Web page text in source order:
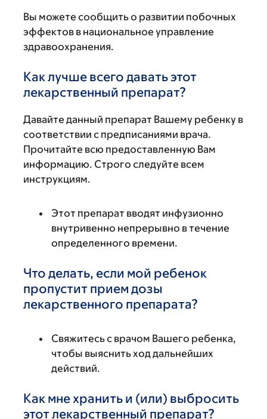
Вы можете сообщить о развитии побочных
эффектов в национальное управление
здравоохранения.
Как лучше всего давать этот
лекарственный препарат?
Давайте данный препарат Вашему ребенку в
соответствии с предписаниями врача.
Прочитайте всю предоставленную Вам
информацию. Строго следуйте всем
инструкциям.
Этот препарат вводят инфузионно
внутривенно непрерывно в течение
определенного времени.
Что делать, если мой ребенок
пропустит прием дозы
лекарственного препарата?
Свяжитесь с врачом Вашего ребенка,
чтобы выяснить ход дальнейших
действий.
Как мне хранить и (или) выбросить
этот лекарственный препарат?